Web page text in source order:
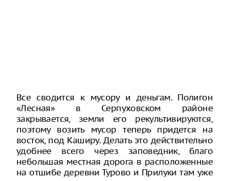
Все сводится к мусору и деньгам. Полигон
«Лесная» в Серпуховском районе
закрывается, земли его рекультивируются,
поэтому возить мусор теперь придется на
восток, под Каширу. Делать это действительно
удобнее всего через заповедник, благо
небольшая местная дорога в расположенные
на отшибе деревни Турово и Прилуки там уже